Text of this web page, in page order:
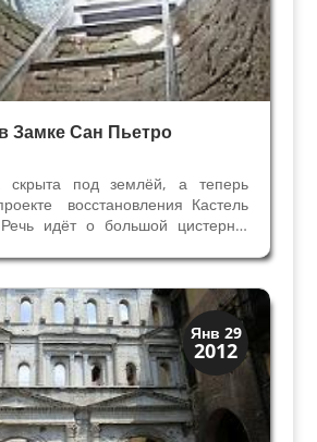
Замке Сан Пьетро
скрыта под землёй, а теперь
восстановления Кастель
идёт о большой цистерне,
Пьетро. Глубиной 20 метров и
инженерное гидравлическое
Янв 29
2012
Верона
Верона